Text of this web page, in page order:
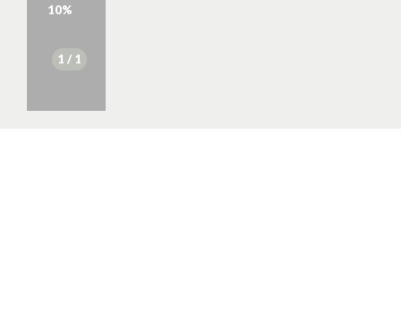
10%
1 / 1